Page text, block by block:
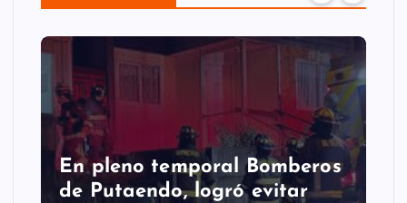
En pleno temporal Bomberos
de Putaendo, logró evitar